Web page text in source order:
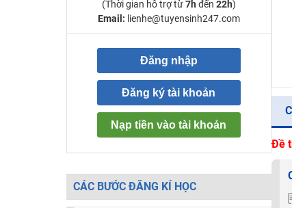
(Thời gian hỗ trợ từ7h đến 22h)
Email: lienhe@tuyensinh247.com
Đăng nhập
Đăng ký tài khoản
Nạp tiền vào tài khoản
CÁC BƯỚC ĐĂNG KÍ HỌC
Đề